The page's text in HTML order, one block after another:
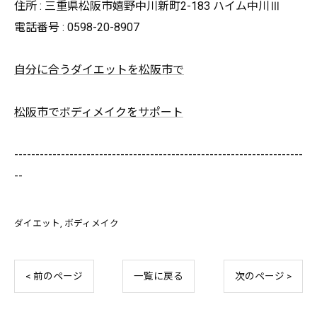
住所 : 三重県松阪市嬉野中川新町2-183 ハイム中川Ⅲ
電話番号 : 0598-20-8907
自分に合うダイエットを松阪市で
松阪市でボディメイクをサポート
--------------------------------------------------------------------
--
ダイエット ボディメイク
< 前のページ 一覧に戻る 次のページ >